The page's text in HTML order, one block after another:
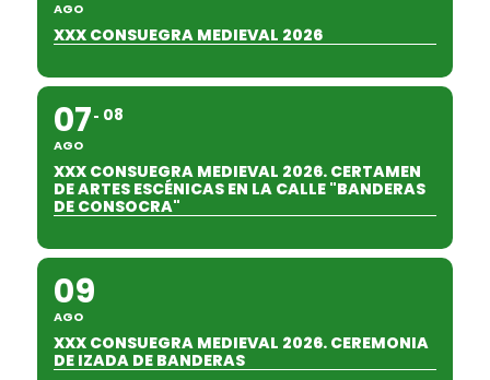
AGO
XXX CONSUEGRA MEDIEVAL 2026
07
AGO
08
XXX CONSUEGRA MEDIEVAL 2026. CERTAMEN
DE ARTES ESCÉNICAS EN LA CALLE "BANDERAS
DE CONSOCRA"
09
AGO
XXX CONSUEGRA MEDIEVAL 2026. CEREMONIA
DE IZADA DE BANDERAS